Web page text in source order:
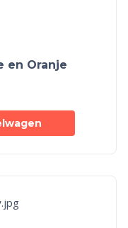
en Oranje